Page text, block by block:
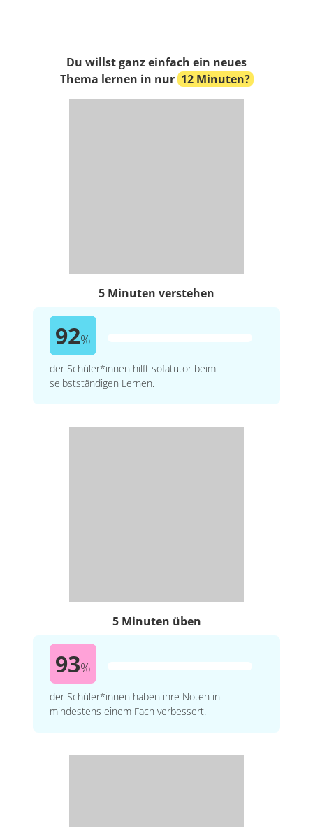
Du willst ganz einfach ein neues
Thema lernen in nur 12 Minuten?
5 Minuten verstehen
92%
der Schüler*innen hilft sofatutor beim
selbstständigen Lernen.
5 Minuten üben
93%
der Schüler*innen haben ihre Noten in
mindestens einem Fach verbessert.